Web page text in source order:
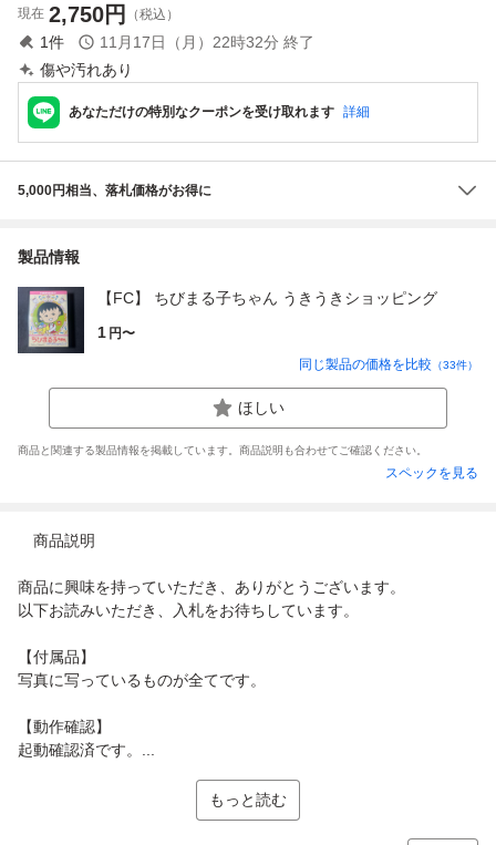
現在 2,750円 （税込）
1件 11月17日（月）22時32分 終了
傷や汚れあり
あなただけの特別なクーポンを受け取れます 詳細
5,000円相当、落札価格がお得に
製品情報
【FC】 ちびまる子ちゃん うきうきショッピング
1 円〜
同じ製品の価格を比較 （33件）
ほしい
商品と関連する製品情報を掲載しています。商品説明も合わせてご確認ください。
スペックを見る
商品説明
商品に興味を持っていただき、ありがとうございます。
以下お読みいただき、入札をお待ちしています。
【付属品】
写真に写っているものが全てです。
【動作確認】
起動確認済です。...
もっと読む